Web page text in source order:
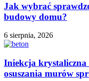
Jak wybrać
budowy domu?
6 sierpnia, 2026
Iniekcja krystaliczna
osuszania murów